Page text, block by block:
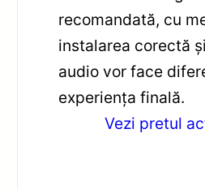
recomandată, cu
instalarea corectă
audio vor face
experiența finală.
Vezi pretul